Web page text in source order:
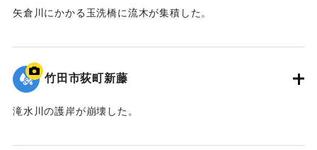
矢倉川にかかる玉洗橋に流木が集積した。
｜固有コード:09922051
竹田市荻町新藤
滝水川の護岸が崩壊した。
｜固有コード:09922050